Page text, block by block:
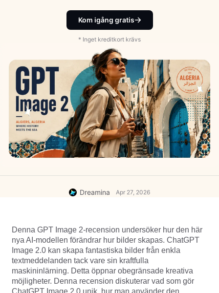
Kom igång gratis
* Inget kreditkort krävs
Dreamina Apr 27, 2026
Denna GPT Image 2-recension undersöker hur den här
nya AI-modellen förändrar hur bilder skapas. ChatGPT
Image 2.0 kan skapa fantastiska bilder från enkla
textmeddelanden tack vare sin kraftfulla
maskininlärning. Detta öppnar obegränsade kreativa
möjligheter. Denna recension diskuterar vad som gör
ChatGPT Image 2.0 unik, hur man använder den